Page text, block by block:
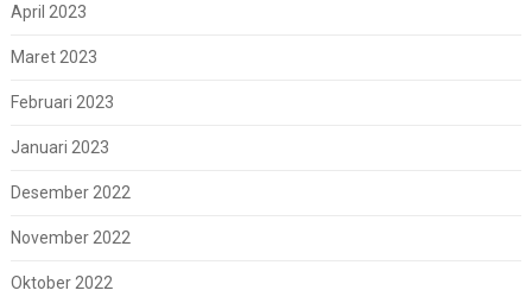
April 2023
Maret 2023
Februari 2023
Januari 2023
Desember 2022
November 2022
Oktober 2022